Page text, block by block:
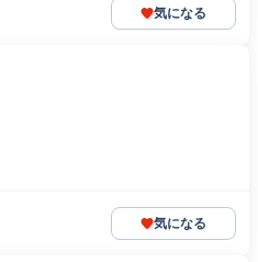
気になる
気になる